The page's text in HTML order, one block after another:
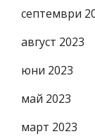
септември
август 2023
юни 2023
май 2023
март 2023